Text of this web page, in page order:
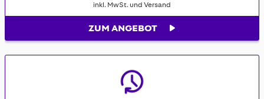
inkl. MwSt. und Versand
ZUM ANGEBOT